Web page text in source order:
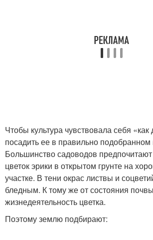
Чтобы культура чувствовала себя
посадить ее в правильно подобранном
Большинство садоводов
цветок эрики в открытом грунте на
участке. В тени окрас листвы и
бледным. К тому же от состояния
жизнедеятельность цветка.
Поэтому землю подбирают: